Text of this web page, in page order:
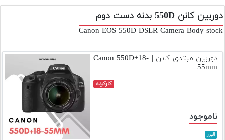
و
اکسسوری
دوم
اجاره
دوربین
و
دوربین کانن 550D بدنه دست دوم
Canon EOS 550D DSLR Camera Body stock
دوربین مبتدی کانن | Canon 550D+18-
55mm
کارکرده
ناموجود
البرز